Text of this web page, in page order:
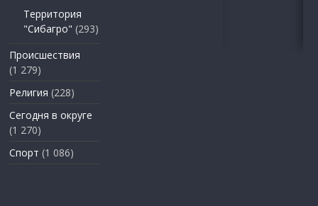
Территория
"Сибагро" (293)
Происшествия
(1 279)
Религия (228)
Сегодня в округе
(1 270)
Спорт (1 086)